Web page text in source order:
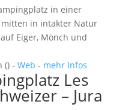
in einer
in intakter Natur
Eiger, Mönch und
() - Web - mehr Infos
Les
– Jura